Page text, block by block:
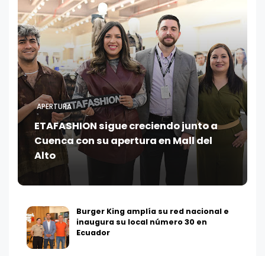
APERTURA
ETAFASHION sigue creciendo junto a
Cuenca con su apertura en Mall del
Alto
Burger King amplía su red nacional e
inaugura su local número 30 en
Ecuador